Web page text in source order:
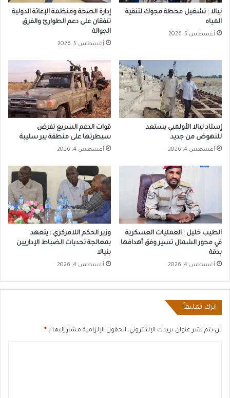
نيالا : تشغيل محطة مجوك لتنقية
المياه
أغسطس 5, 2026
إدارة الصحة ومنظمة الإغاثة الدولية
تتفقان على دعم الطوارئ والفرق
الجوالة
أغسطس 5, 2026
إستاد نيالا الأولمبي يستعد
للنهوض من جديد
أغسطس 4, 2026
قوات الدعم السريع تفرض
سيطرتها على منطقة بير سليبة
أغسطس 4, 2026
الطيب خليل : العمليات العسكرية
في محور الشمال تسير وفق أهدافها
بدقة
أغسطس 4, 2026
وزير الحكم اللامركزي : يتعهد
بمعالجة تحديات الضباط الإداريين
بنيالا
أغسطس 4, 2026
اترك تعليقاً
لن يتم نشر عنوان بريدك الإلكتروني. الحقول الإلزامية مشار إليها بـ *